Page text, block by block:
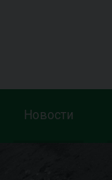
Новости